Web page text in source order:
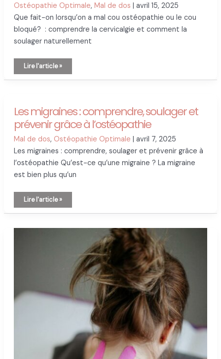
Ostéopathie Optimale, Mal de dos | avril 15, 2025
Que fait-on lorsqu’on a mal cou ostéopathie ou le cou
bloqué? : comprendre la cervicalgie et comment la
soulager naturellement
Que
ostéopathie
ou
le
cou
bloqué?
:
comprendre
la
cervicalgie
et
comment
la
soulager
Lire l'article »
Les migraines : comprendre, soulager et
prévenir grâce à l’ostéopathie
Mal de dos, Ostéopathie Optimale | avril 7, 2025
Les migraines : comprendre, soulager et prévenir grâce à
l’ostéopathie Qu’est-ce qu’une migraine ? La migraine
est bien plus qu’un
Les
et
Lire l'article »